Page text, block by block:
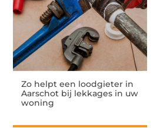
Zo helpt een loodgieter in
Aarschot bij lekkages in uw
woning